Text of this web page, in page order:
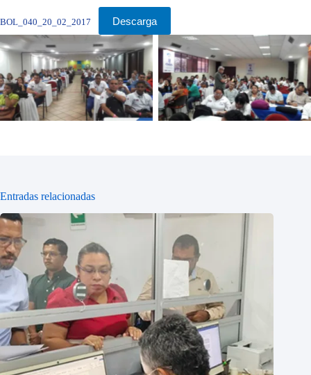
BOL_040_20_02_2017 Descarga
Sin leyenda Sin leyenda
Entradas relacionadas